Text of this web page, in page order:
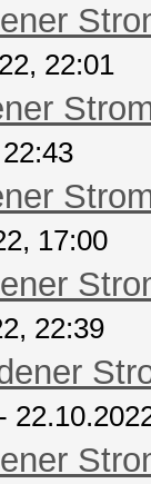
22:01
17:00
22:39
-